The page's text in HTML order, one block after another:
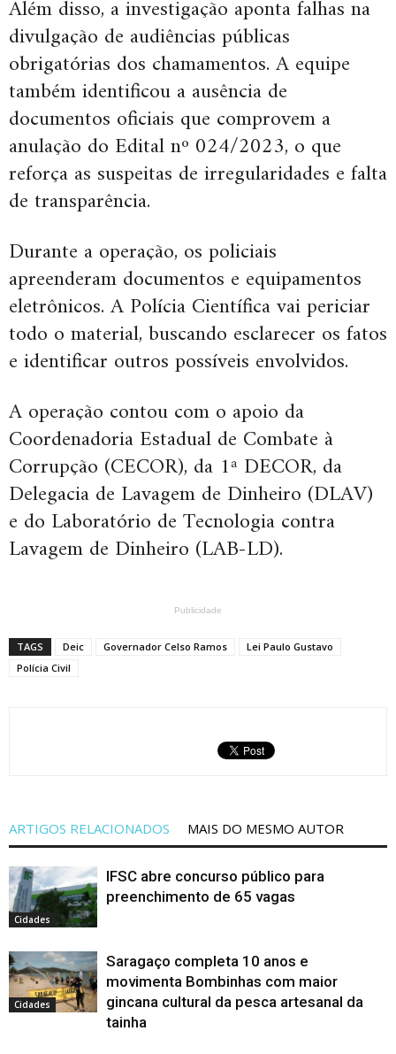
Além disso, a investigação aponta falhas na
divulgação de audiências públicas
obrigatórias dos chamamentos. A equipe
também identificou a ausência de
documentos oficiais que comprovem a
anulação do Edital nº 024/2023, o que
reforça as suspeitas de irregularidades e falta
de transparência.
Durante a operação, os policiais
apreenderam documentos e equipamentos
eletrônicos. A Polícia Científica vai periciar
todo o material, buscando esclarecer os fatos
e identificar outros possíveis envolvidos.
A operação contou com o apoio da
Coordenadoria Estadual de Combate à
Corrupção (CECOR), da 1ª DECOR, da
Delegacia de Lavagem de Dinheiro (DLAV)
e do Laboratório de Tecnologia contra
Lavagem de Dinheiro (LAB-LD).
Publicidade
TAGS Deic Governador Celso Ramos
Lei Paulo Gustavo
Polícia Civil
ARTIGOS RELACIONADOS MAIS DO MESMO AUTOR
Cidades
IFSC abre concurso público para
preenchimento de 65 vagas
Cidades
Saragaço completa 10 anos e
movimenta Bombinhas com maior
gincana cultural da pesca artesanal da
tainha